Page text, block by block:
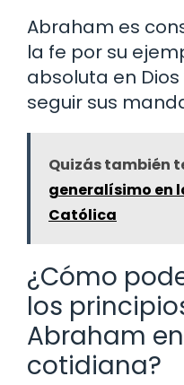
Abraham es
la fe por su
absoluta en
seguir sus
Quizás también
generalísimo en
Católica
¿Cómo
los
Abraham
cotidiana?